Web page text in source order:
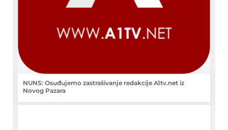
NUNS: Osuđujemo zastrašivanje redakcije A1tv.net iz
Novog Pazara